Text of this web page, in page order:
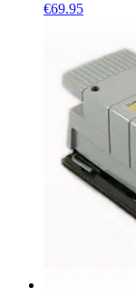
€69.95